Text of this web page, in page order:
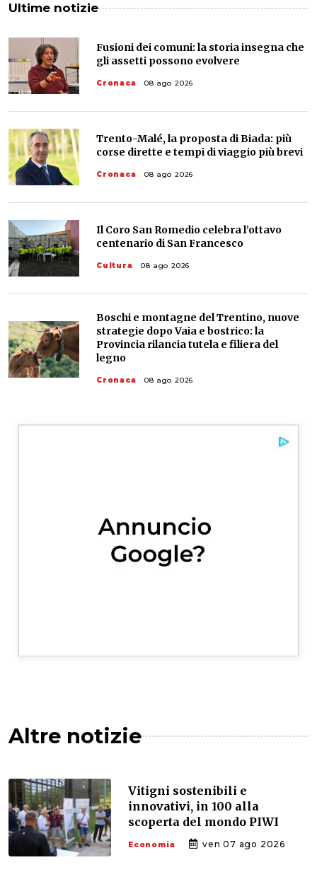
Ultime notizie
Fusioni dei comuni: la storia insegna che
gli assetti possono evolvere
Cronaca 08 ago 2026
Trento-Malé, la proposta di Biada: più
corse dirette e tempi di viaggio più brevi
Cronaca 08 ago 2026
Il Coro San Romedio celebra l’ottavo
centenario di San Francesco
Cultura 08 ago 2026
Boschi e montagne del Trentino, nuove
strategie dopo Vaia e bostrico: la
Provincia rilancia tutela e filiera del
legno
Cronaca 08 ago 2026
Altre notizie
Vitigni sostenibili e
innovativi, in 100 alla
scoperta del mondo PIWI
Economia ven 07 ago 2026